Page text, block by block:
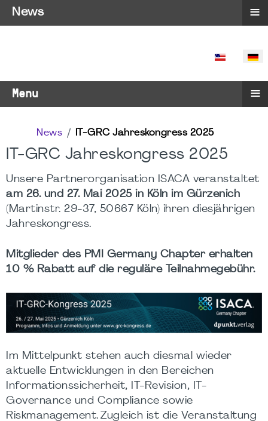
SPRACHE
Menu ≡
News IT-GRC Jahreskongress 2025
IT-GRC Jahreskongress 2025
Unsere Partnerorganisation ISACA veranstaltet
am 26. und 27. Mai 2025 in Köln im Gürzenich
( Martinstr. 29-37, 50667 Köln) ihren diesjährigen
Jahreskongress.
Mitglieder des PMI Germany Chapter erhalten
10 % Rabatt auf die reguläre Teilnahmegebühr.
Im Mittelpunkt stehen auch diesmal wieder
aktuelle Entwicklungen in den Bereichen
Informationssicherheit, IT-Revision, IT-
Governance und Compliance sowie
Riskmanagement. Zugleich ist die Veranstaltung
News ≡